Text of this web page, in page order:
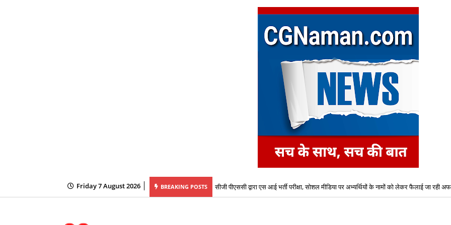
Friday 7 August 2026 BREAKING POSTS
बहनों की राखियां समय पर भाइयों तक पहुंचाने के लिए डाक विभाग की विशेष व्यवस्था, बनाए गए विशेष